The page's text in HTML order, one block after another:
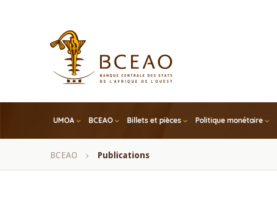
UMOA BCEAO Billets et pièces Politique monétaire
Fil
BCEAO Publications